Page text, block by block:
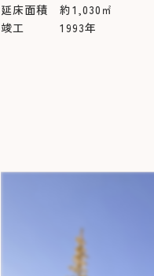
延床面積 約1,030㎡
竣工 1993年